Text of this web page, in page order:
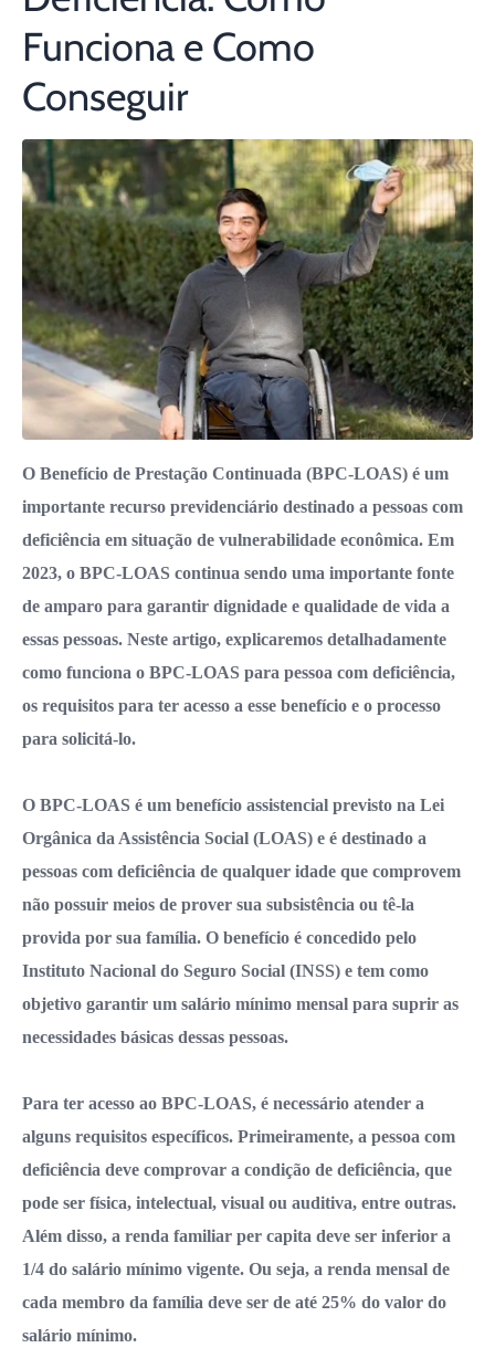
Funciona e Como
Conseguir
O Benefício de Prestação Continuada (BPC-LOAS) é um
importante recurso previdenciário destinado a pessoas com
deficiência em situação de vulnerabilidade econômica. Em
2023, o BPC-LOAS continua sendo uma importante fonte
de amparo para garantir dignidade e qualidade de vida a
essas pessoas. Neste artigo, explicaremos detalhadamente
como funciona o BPC-LOAS para pessoa com deficiência,
os requisitos para ter acesso a esse benefício e o processo
para solicitá-lo.
O BPC-LOAS é um benefício assistencial previsto na Lei
Orgânica da Assistência Social (LOAS) e é destinado a
pessoas com deficiência de qualquer idade que comprovem
não possuir meios de prover sua subsistência ou tê-la
provida por sua família. O benefício é concedido pelo
Instituto Nacional do Seguro Social (INSS) e tem como
objetivo garantir um salário mínimo mensal para suprir as
necessidades básicas dessas pessoas.
Para ter acesso ao BPC-LOAS, é necessário atender a
alguns requisitos específicos. Primeiramente, a pessoa com
deficiência deve comprovar a condição de deficiência, que
pode ser física, intelectual, visual ou auditiva, entre outras.
Além disso, a renda familiar per capita deve ser inferior a
1/4 do salário mínimo vigente. Ou seja, a renda mensal de
cada membro da família deve ser de até 25% do valor do
salário mínimo.